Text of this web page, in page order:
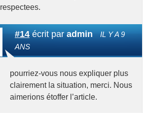
respectees.
#14écrit paradmin
IL Y A 9
ANS
pourriez-vous nous expliquer plus
clairement la situation, merci. Nous
aimerions étoffer l’article.